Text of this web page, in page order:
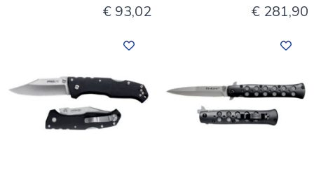
€ 93,02 € 281,90